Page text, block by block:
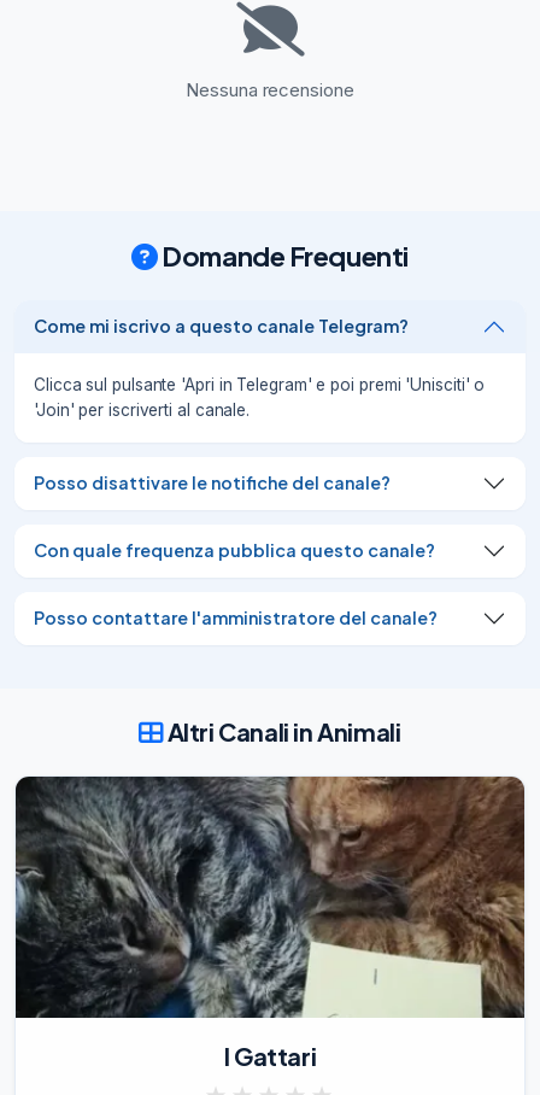
Nessuna recensione
Domande Frequenti
Come mi iscrivo a questo canale Telegram?
Clicca sul pulsante 'Apri in Telegram' e poi premi 'Unisciti' o
'Join' per iscriverti al canale.
Posso disattivare le notifiche del canale?
Con quale frequenza pubblica questo canale?
Posso contattare l'amministratore del canale?
Altri Canali in Animali
I Gattari